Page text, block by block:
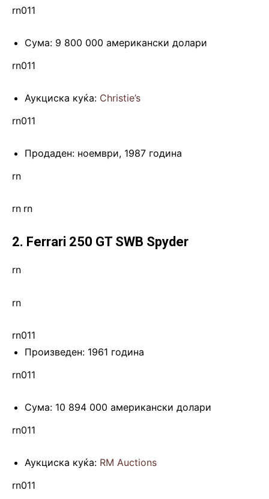
rn011
Сума: 9 800 000 американски долари
rn011
Аукциска куќа: Christie’s
rn011
Продаден: ноември, 1987 година
rn
rn rn
2. Ferrari 250 GT SWB Spyder
rn
rn
rn011
Произведен: 1961 година
rn011
Сума: 10 894 000 американски долари
rn011
Аукциска куќа: RM Auctions
rn011